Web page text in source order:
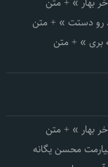
بهار » + متن
رو دستت » + متن
بری » + متن
بهار » + متن
محسن یگانه